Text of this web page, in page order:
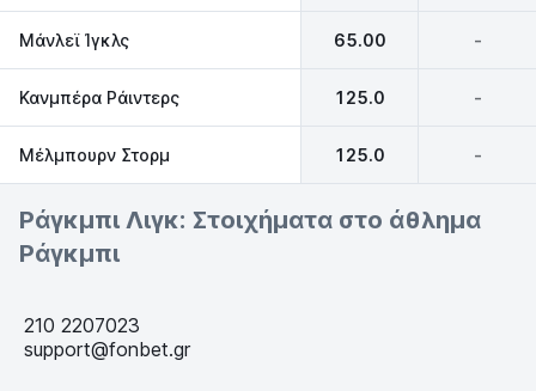
Μάνλεϊ Ίγκλς 65.00 -
Κανμπέρα Ράιντερς 125.0 -
Μέλμπουρν Στορμ 125.0 -
Ράγκμπι Λιγκ: Στοιχήματα στο άθλημα
Ράγκμπι
210 2207023
support@fonbet.gr